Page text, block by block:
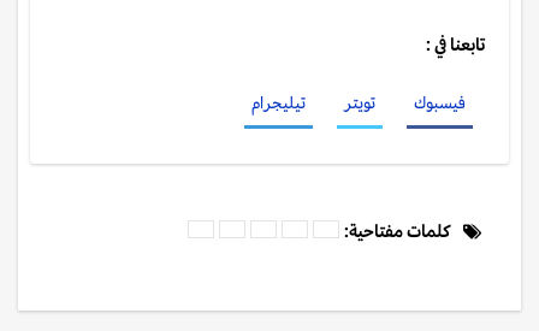
تابعنا في :
فيسبوك تويتر تيليجرام
كلمات مفتاحية: